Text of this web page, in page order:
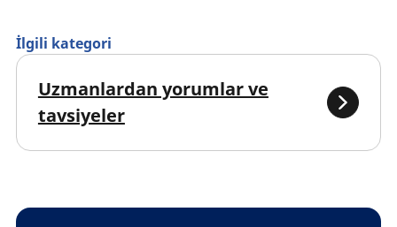
İlgili kategori
Uzmanlardan yorumlar ve
tavsiyeler